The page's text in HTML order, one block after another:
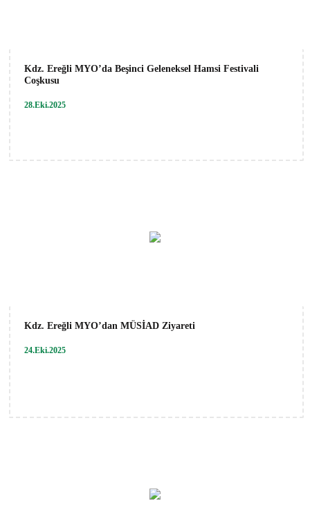
Kdz. Ereğli MYO’da Beşinci Geleneksel Hamsi Festivali
Coşkusu
28.Eki.2025
Kdz. Ereğli MYO’dan MÜSİAD Ziyareti
24.Eki.2025